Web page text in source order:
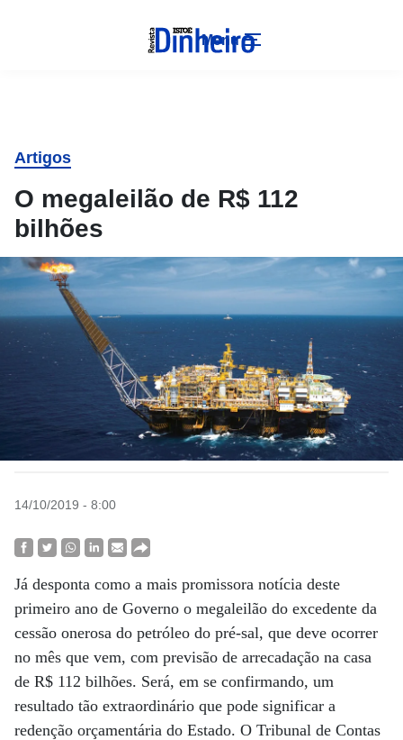
Menu
Artigos
O megaleilão de R$ 112
bilhões
14/10/2019 - 8:00
Já desponta como a mais promissora notícia deste
primeiro ano de Governo o megaleilão do excedente da
cessão onerosa do petróleo do pré-sal, que deve ocorrer
no mês que vem, com previsão de arrecadação na casa
de R$ 112 bilhões. Será, em se confirmando, um
resultado tão extraordinário que pode significar a
redenção orçamentária do Estado. O Tribunal de Contas